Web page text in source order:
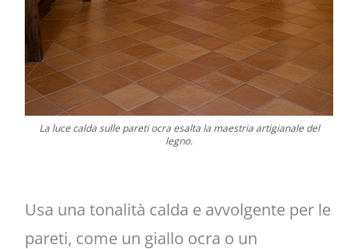
La luce calda sulle pareti ocra esalta la maestria artigianale del
legno.
Usa una tonalità calda e avvolgente per le
pareti, come un giallo ocra o un